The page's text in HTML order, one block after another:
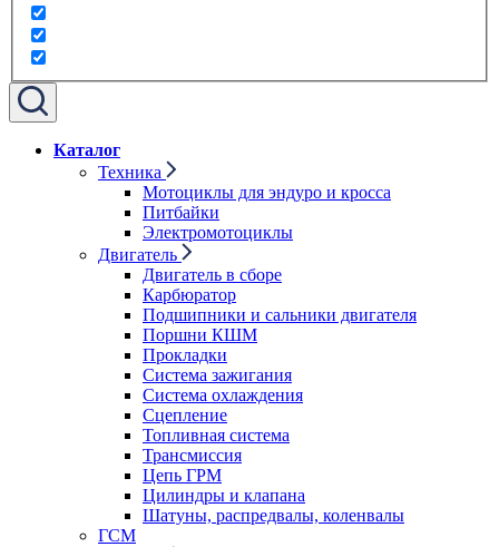
Каталог
Техника
Мотоциклы для эндуро и кросса
Питбайки
Электромотоциклы
Двигатель
Двигатель в сборе
Карбюратор
Подшипники и сальники двигателя
Поршни КШМ
Прокладки
Система зажигания
Система охлаждения
Сцепление
Топливная система
Трансмиссия
Цепь ГРМ
Цилиндры и клапана
Шатуны, распредвалы, коленвалы
ГСМ